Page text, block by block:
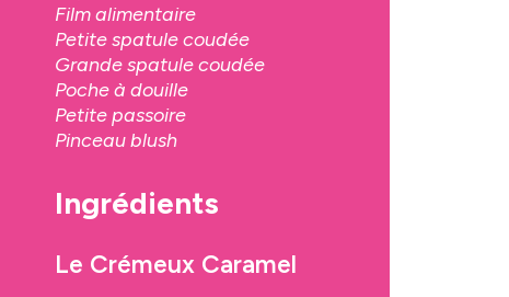
Film alimentaire
Petite spatule coudée
Grande spatule coudée
Poche à douille
Petite passoire
Pinceau blush
Ingrédients
Le Crémeux Caramel